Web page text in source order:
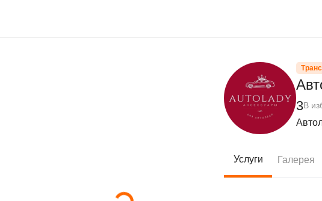
3В
Услуги Галерея